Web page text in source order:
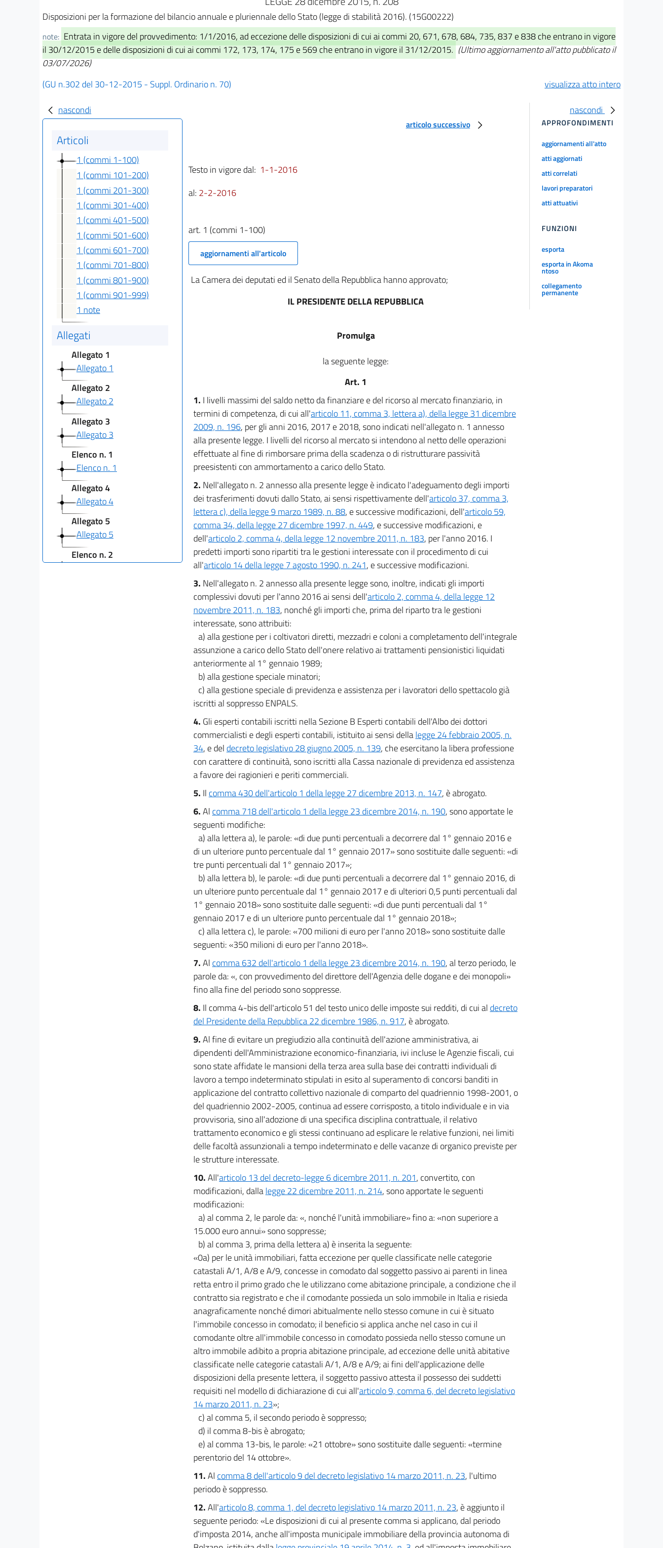
Disposizioni per la formazione del bilancio annuale e pluriennale dello Stato (legge di stabilità 2016). (15G00222)
note: Entrata in vigore del provvedimento: 1/1/2016, ad eccezione delle disposizioni di cui ai commi 20, 671, 678, 684, 735, 837 e 838 che entrano in vigore
il 30/12/2015 e delle disposizioni di cui ai commi 172, 173, 174, 175 e 569 che entrano in vigore il 31/12/2015. (Ultimo aggiornamento all'atto pubblicato il
03/07/2026)
(GU n.302 del 30-12-2015 - Suppl. Ordinario n. 70)
visualizza atto intero
nascondi
Articoli
1 (commi 1-100)
1 (commi 101-200)
1 (commi 201-300)
1 (commi 301-400)
1 (commi 401-500)
1 (commi 501-600)
1 (commi 601-700)
1 (commi 701-800)
1 (commi 801-900)
1 (commi 901-999)
1 note
Allegati
Allegato 1
Allegato 1
Allegato 2
Allegato 2
Allegato 3
Allegato 3
Elenco n. 1
Elenco n. 1
Allegato 4
Allegato 4
Allegato 5
Allegato 5
Elenco n. 2
articolo successivo
Testo in vigore dal: 1-1-2016
al: 2-2-2016
art. 1 (commi 1-100)
aggiornamenti all'articolo
La Camera dei deputati ed il Senato della Repubblica hanno approvato;
IL PRESIDENTE DELLA REPUBBLICA
Promulga
la seguente legge:
Art. 1
1. I livelli massimi del saldo netto da finanziare e del ricorso al mercato finanziario, in
termini di competenza, di cui all'articolo 11, comma 3, lettera a), della legge 31 dicembre
2009, n. 196, per gli anni 2016, 2017 e 2018, sono indicati nell'allegato n. 1 annesso
alla presente legge. I livelli del ricorso al mercato si intendono al netto delle operazioni
effettuate al fine di rimborsare prima della scadenza o di ristrutturare passività
preesistenti con ammortamento a carico dello Stato.
2. Nell'allegato n. 2 annesso alla presente legge è indicato l'adeguamento degli importi
dei trasferimenti dovuti dallo Stato, ai sensi rispettivamente dell'articolo 37, comma 3,
lettera c), della legge 9 marzo 1989, n. 88, e successive modificazioni, dell'articolo 59,
comma 34, della legge 27 dicembre 1997, n. 449, e successive modificazioni, e
dell'articolo 2, comma 4, della legge 12 novembre 2011, n. 183, per l'anno 2016. I
predetti importi sono ripartiti tra le gestioni interessate con il procedimento di cui
all'articolo 14 della legge 7 agosto 1990, n. 241, e successive modificazioni.
3. Nell'allegato n. 2 annesso alla presente legge sono, inoltre, indicati gli importi
complessivi dovuti per l'anno 2016 ai sensi dell'articolo 2, comma 4, della legge 12
novembre 2011, n. 183, nonché gli importi che, prima del riparto tra le gestioni
interessate, sono attribuiti:
a) alla gestione per i coltivatori diretti, mezzadri e coloni a completamento dell'integrale
assunzione a carico dello Stato dell'onere relativo ai trattamenti pensionistici liquidati
anteriormente al 1° gennaio 1989;
b) alla gestione speciale minatori;
c) alla gestione speciale di previdenza e assistenza per i lavoratori dello spettacolo già
iscritti al soppresso ENPALS.
4. Gli esperti contabili iscritti nella Sezione B Esperti contabili dell'Albo dei dottori
commercialisti e degli esperti contabili, istituito ai sensi dellalegge 24 febbraio 2005, n.
34, e del decreto legislativo 28 giugno 2005, n. 139, che esercitano la libera professione
con carattere di continuità, sono iscritti alla Cassa nazionale di previdenza ed assistenza
a favore dei ragionieri e periti commerciali.
5. Il comma 430 dell'articolo 1 della legge 27 dicembre 2013, n. 147, è abrogato.
6.Al comma 718 dell'articolo 1 della legge 23 dicembre 2014, n. 190, sono apportate le
seguenti modifiche:
a) alla lettera a), le parole: «di due punti percentuali a decorrere dal 1° gennaio 2016 e
di un ulteriore punto percentuale dal 1° gennaio 2017» sono sostituite dalle seguenti: «di
tre punti percentuali dal 1° gennaio 2017»;
b) alla lettera b), le parole: «di due punti percentuali a decorrere dal 1° gennaio 2016, di
un ulteriore punto percentuale dal 1° gennaio 2017 e di ulteriori 0,5 punti percentuali dal
1° gennaio 2018» sono sostituite dalle seguenti: «di due punti percentuali dal 1°
gennaio 2017 e di un ulteriore punto percentuale dal 1° gennaio 2018»;
c) alla lettera c), le parole: «700 milioni di euro per l'anno 2018» sono sostituite dalle
seguenti: «350 milioni di euro per l'anno 2018».
7.Al comma 632 dell'articolo 1 della legge 23 dicembre 2014, n. 190, al terzo periodo, le
parole da: «, con provvedimento del direttore dell'Agenzia delle dogane e dei monopoli»
fino alla fine del periodo sono soppresse.
8. Il comma 4-bis dell'articolo 51 del testo unico delle imposte sui redditi, di cui al decreto
del Presidente della Repubblica 22 dicembre 1986, n. 917, è abrogato.
9.Al fine di evitare un pregiudizio alla continuità dell'azione amministrativa, ai
dipendenti dell'Amministrazione economico-finanziaria, ivi incluse le Agenzie fiscali, cui
sono state affidate le mansioni della terza area sulla base dei contratti individuali di
lavoro a tempo indeterminato stipulati in esito al superamento di concorsi banditi in
applicazione del contratto collettivo nazionale di comparto del quadriennio 1998-2001, o
del quadriennio 2002-2005, continua ad essere corrisposto, a titolo individuale e in via
provvisoria, sino all'adozione di una specifica disciplina contrattuale, il relativo
trattamento economico e gli stessi continuano ad esplicare le relative funzioni, nei limiti
delle facoltà assunzionali a tempo indeterminato e delle vacanze di organico previste per
le strutture interessate.
10.All'articolo 13 del decreto-legge 6 dicembre 2011, n. 201, convertito, con
modificazioni, dallalegge 22 dicembre 2011, n. 214, sono apportate le seguenti
modificazioni:
a) al comma 2, le parole da: «, nonché l'unità immobiliare» fino a: «non superiore a
15.000 euro annui» sono soppresse;
b) al comma 3, prima della lettera a) è inserita la seguente:
«0a) per le unità immobiliari, fatta eccezione per quelle classificate nelle categorie
catastali A/1, A/8 e A/9, concesse in comodato dal soggetto passivo ai parenti in linea
retta entro il primo grado che le utilizzano come abitazione principale, a condizione che il
contratto sia registrato e che il comodante possieda un solo immobile in Italia e risieda
anagraficamente nonché dimori abitualmente nello stesso comune in cui è situato
l'immobile concesso in comodato; il beneficio si applica anche nel caso in cui il
comodante oltre all'immobile concesso in comodato possieda nello stesso comune un
altro immobile adibito a propria abitazione principale, ad eccezione delle unità abitative
classificate nelle categorie catastali A/1, A/8 e A/9; ai fini dell'applicazione delle
disposizioni della presente lettera, il soggetto passivo attesta il possesso dei suddetti
requisiti nel modello di dichiarazione di cui all'articolo 9, comma 6, del decreto legislativo
14 marzo 2011, n. 23»;
c) al comma 5, il secondo periodo è soppresso;
d) il comma 8-bis è abrogato;
e) al comma 13-bis, le parole: «21 ottobre» sono sostituite dalle seguenti: «termine
perentorio del 14 ottobre».
11.Al comma 8 dell'articolo 9 del decreto legislativo 14 marzo 2011, n. 23, l'ultimo
periodo è soppresso.
12.All'articolo 8, comma 1, del decreto legislativo 14 marzo 2011, n. 23, è aggiunto il
seguente periodo: «Le disposizioni di cui al presente comma si applicano, dal periodo
d'imposta 2014, anche all'imposta municipale immobiliare della provincia autonoma di
nascondi
APPROFONDIMENTI
aggiornamenti all'atto
atti aggiornati
atti correlati
lavori preparatori
atti attuativi
FUNZIONI
esporta
esporta in Akoma
ntoso
collegamento
permanente